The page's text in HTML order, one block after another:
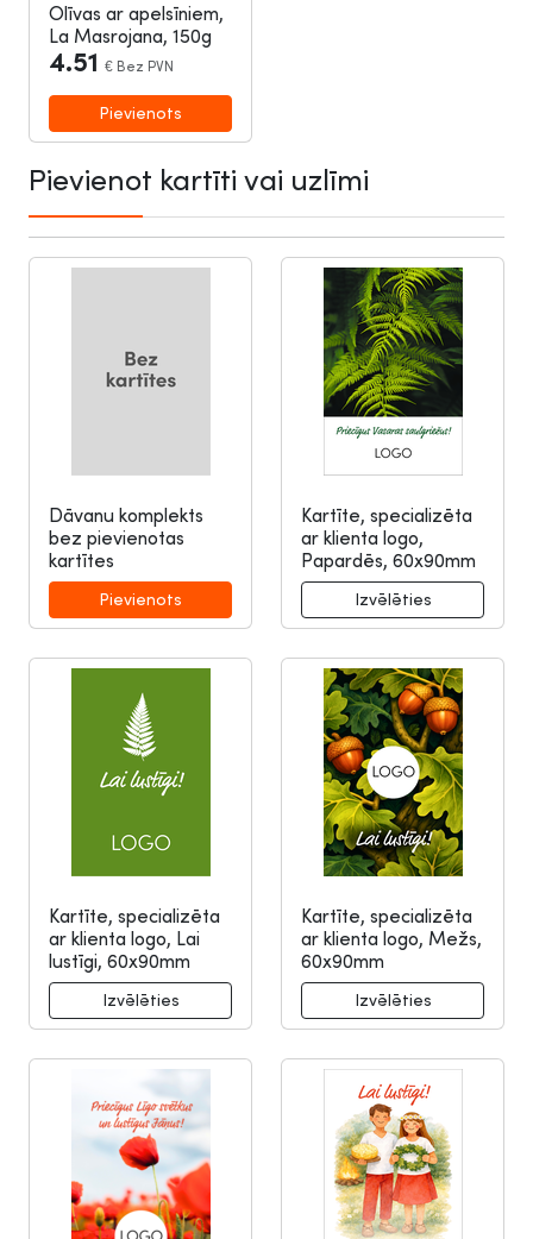
Olīvas ar apelsīniem,
La Masrojana, 150g
4.51 € Bez PVN
Pievienot kartīti vai uzlīmi
Dāvanu komplekts
bez pievienotas
kartītes
Kartīte, specializēta
ar klienta logo,
Papardēs, 60x90mm
Kartīte, specializēta
ar klienta logo, Lai
lustīgi, 60x90mm
Kartīte, specializēta
ar klienta logo, Mežs,
60x90mm